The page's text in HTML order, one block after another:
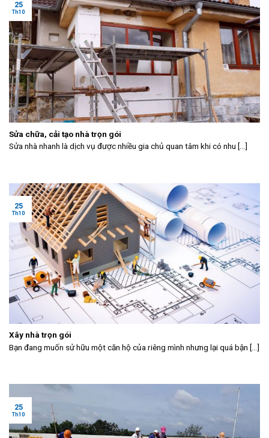
Sửa chữa, cải tạo nhà trọn gói
Sửa nhà nhanh là dịch vụ được nhiều gia chủ quan tâm khi có nhu [...]
25
Th10
Xây nhà trọn gói
Bạn đang muốn sử hữu một căn hộ của riêng mình nhưng lại quá bận [...]
25
Th10
25
Th10